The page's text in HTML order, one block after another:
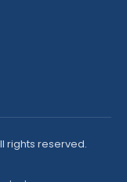
rights reserved.